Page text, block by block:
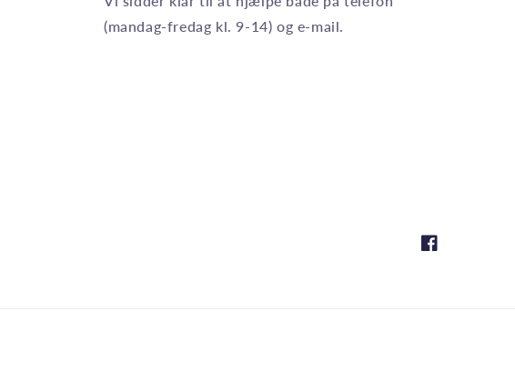
(mandag-fredag kl. 9-14) og e-mail.
Facebook